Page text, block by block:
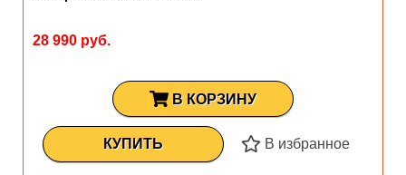
28 990 руб.
В КОРЗИНУ
КУПИТЬ В избранное